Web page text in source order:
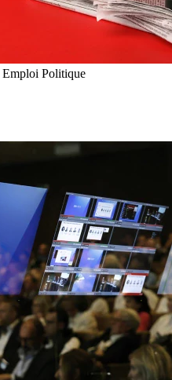
Emploi Politique